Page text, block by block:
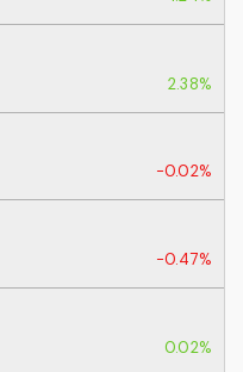
2.38%
-0.02%
-0.47%
0.02%